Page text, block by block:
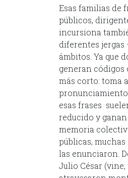
Esas familias de
públicos,
incursiona
diferentes jergas
ámbitos. Ya que
generan códigos
más corto: toma
esas frases
reducido y
memoria
públicas,
las enunciaron.
Julio César